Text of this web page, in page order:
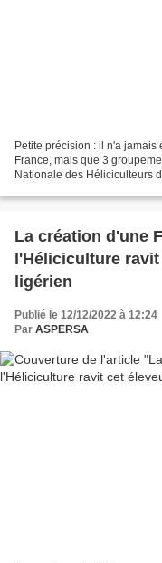
Petite précision : il n'a jamais
France, mais que 3
Nationale des Héliciculteurs
La création d'une
l'Héliciculture
ligérien
Publié le 12/12/2022 à 12:24
Par ASPERSA